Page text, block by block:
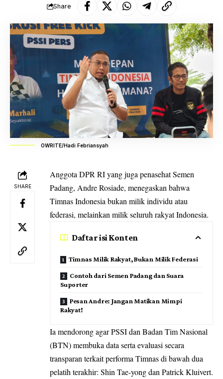
Share
OWRITE/Hadi Febriansyah
SHARE
Anggota DPR RI yang juga penasehat Semen
Padang, Andre Rosiade, menegaskan bahwa
Timnas Indonesia bukan milik individu atau
federasi, melainkan milik seluruh rakyat Indonesia.
Daftar isi Konten
Timnas Milik Rakyat, Bukan Milik Federasi
Contoh dari Semen Padang dan Suara
Suporter
Pesan Andre: Jangan Matikan Mimpi
Rakyat!
Ia mendorong agar PSSI dan Badan Tim Nasional
(BTN) membuka data serta evaluasi secara
transparan terkait performa Timnas di bawah dua
pelatih terakhir: Shin Tae-yong dan Patrick Kluivert.